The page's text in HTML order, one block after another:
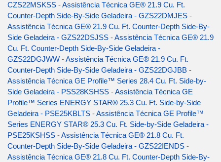
CZS22MSKSS -Assistência Técnica GE® 21.9 Cu. Ft.
Counter-Depth Side-By-Side Geladeira - GZS22DMJES -
Assistência Técnica GE® 21.9 Cu. Ft. Counter-Depth Side-By-
Side Geladeira - GZS22DSJSS -Assistência Técnica GE® 21.9
Cu. Ft. Counter-Depth Side-By-Side Geladeira -
GZS22DGJWW -Assistência Técnica GE® 21.9 Cu. Ft.
Counter-Depth Side-By-Side Geladeira - GZS22DGJBB -
Assistência Técnica GE Profile™ Series 28.4 Cu. Ft. Side-by-
Side Geladeira - PSS28KSHSS -Assistência Técnica GE
Profile™ Series ENERGY STAR® 25.3 Cu. Ft. Side-by-Side
Geladeira - PSE25KBLTS -Assistência Técnica GE Profile™
Series ENERGY STAR® 25.3 Cu. Ft. Side-by-Side Geladeira -
PSE25KSHSS -Assistência Técnica GE® 21.8 Cu. Ft.
Counter-Depth Side-By-Side Geladeira - GZS22IENDS -
Assistência Técnica GE® 21.8 Cu. Ft. Counter-Depth Side-By-